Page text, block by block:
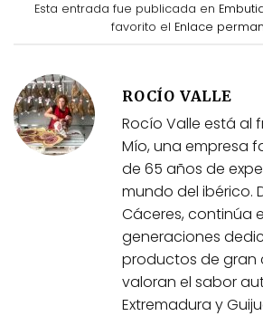
Esta entrada fue publicada en
favorito el Enlace
ROCÍO VALLE
Rocío Valle está al
Mío, una empresa
de 65 años de
mundo del ibérico.
Cáceres, continúa
generaciones
productos de gran
valoran el sabor
Extremadura y